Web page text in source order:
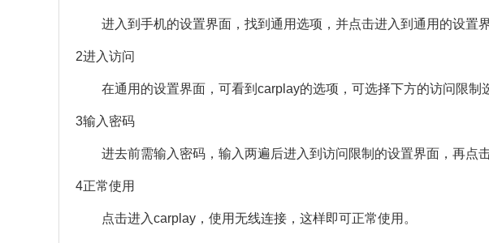
进入到手机的设置界面，找到通用选项，并点击进入到通用的设置界
2进入访问
在通用的设置界面，可看到carplay的选项，可选择下方的访问限制
3输入密码
进去前需输入密码，输入两遍后进入到访问限制的设置界面，再点
4正常使用
点击进入carplay，使用无线连接，这样即可正常使用。